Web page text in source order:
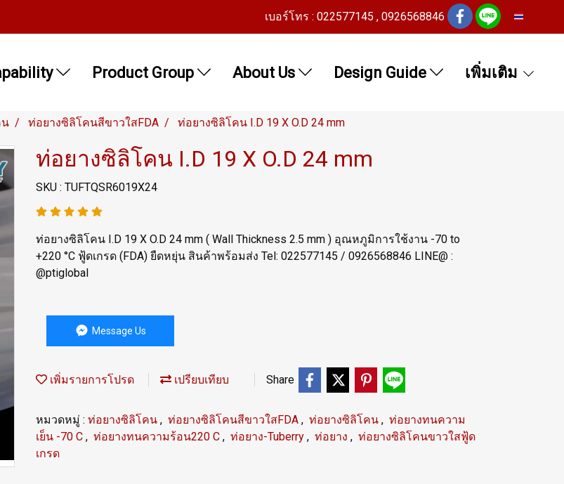
เบอร์โทร : 022577145 , 0926568846
Product Group About Us Design Guide เพิ่มเติม
น ท่อยางซิลิโคนสีขาวใสFDA ท่อยางซิลิโคน I.D 19 X O.D 24 mm
ท่อยางซิลิโคน I.D 19 X O.D 24 mm
SKU : TUFTQSR6019X24
ท่อยางซิลิโคน I.D 19 X O.D 24 mm ( Wall Thickness 2.5 mm ) อุณหภูมิการใช้งาน -70 to
+220 °C ฟู้ดเกรด (FDA) ยืดหยุ่น สินค้าพร้อมส่ง Tel: 022577145 / 0926568846 LINE@ :
@ptiglobal
Message Us
เพิ่มรายการโปรด เปรียบเทียบ Share
หมวดหมู่ : ท่อยางซิลิโคน , ท่อยางซิลิโคนสีขาวใสFDA , ท่อยางซิลิโคน , ท่อยางทนความ
เย็น -70 C , ท่อยางทนความร้อน220 C , ท่อยาง-Tuberry , ท่อยาง , ท่อยางซิลิโคนขาวใสฟู้ด
เกรด